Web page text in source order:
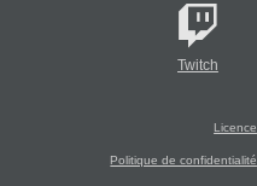
Twitch
Licence
Politique de confidentialité